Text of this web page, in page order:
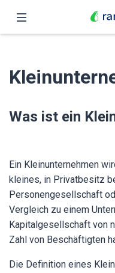
Funktionen
Preise
Blog
Deutsch
Was ist ein
Ein Kleinunternehmen
kleines, in Privatbesitz
Personengesellschaft
Vergleich zu einem
Kapitalgesellschaft von
Zahl von Beschäftigten
Die Definition eines